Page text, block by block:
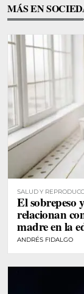
MÁS EN
SALUD Y
El sobrepeso
relacionan
madre en la
ANDRÉS FIDALGO